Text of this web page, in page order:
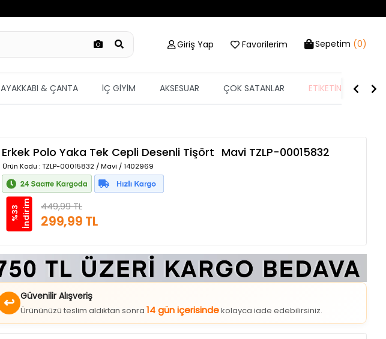
Giriş Yap Favorilerim Sepetim (0)
AYAKKABI & ÇANTA İÇ GİYİM AKSESUAR ÇOK SATANLAR ETİKETİN YARISI
Erkek Polo Yaka Tek Cepli Desenli Tişört Mavi TZLP-00015832
Ürün Kodu : TZLP-00015832 / Mavi / 1402969
%
3
3
İ
n
d
i
r
i m 449,99 TL
299,99 TL
↩ Güvenilir Alışveriş
Ürününüzü teslim aldıktan sonra14 gün içerisindekolayca iade edebilirsiniz.